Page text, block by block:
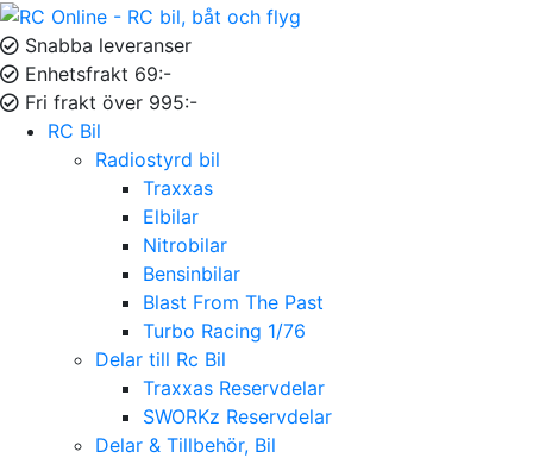
Snabba leveranser
Enhetsfrakt 69:-
Fri frakt över 995:-
RC Bil
Radiostyrd bil
Traxxas
Elbilar
Nitrobilar
Bensinbilar
Blast From The Past
Turbo Racing 1/76
Delar till Rc Bil
Traxxas Reservdelar
SWORKz Reservdelar
Delar & Tillbehör, Bil